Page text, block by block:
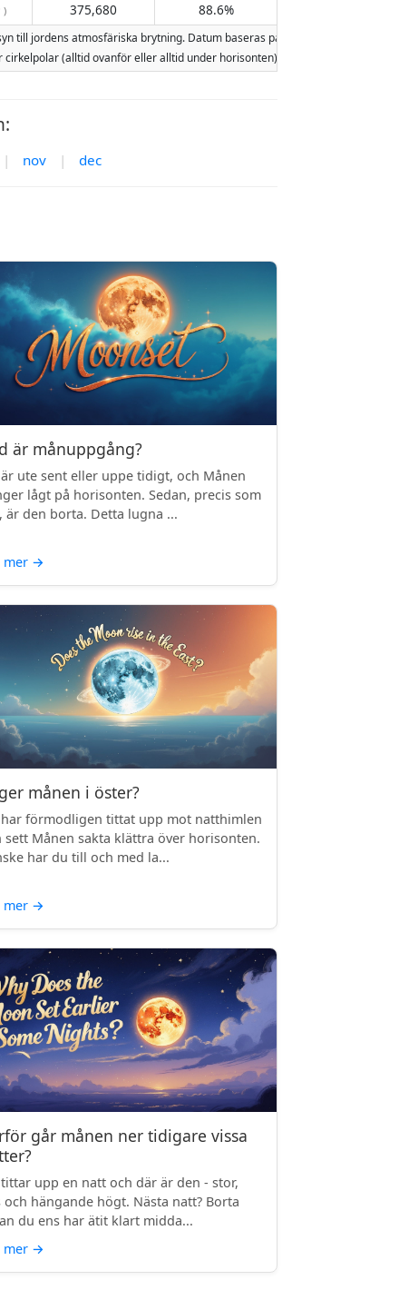
) 375,680 88.6%
jordens atmosfäriska brytning. Datum baseras på den gregorianska
(alltid ovanför eller alltid under horisonten). Två månuppgångar
| nov | dec
är månuppgång?
ute sent eller uppe tidigt, och Månen
lågt på horisonten. Sedan, precis som
är den borta. Detta lugna ...
mer →
månen i öster?
förmodligen tittat upp mot natthimlen
sett Månen sakta klättra över horisonten.
har du till och med la...
mer →
går månen ner tidigare vissa
upp en natt och där är den - stor,
och hängande högt. Nästa natt? Borta
du ens har ätit klart midda...
mer →